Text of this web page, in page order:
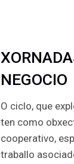
NEGOCIO
O ciclo, que
ten como
cooperativo,
traballo